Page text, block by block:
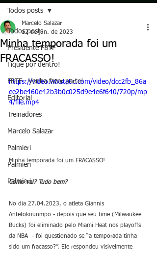
Todos posts
Presidente FBTF
Fique por dentro!
FBTF - Venha fazer parte!
Editorial
Treinadores
Marcelo Salazar
Palmieri
Palmieri
Palmieri
Todos posts
Minha temporada foi um
FRACASSO!
Marcelo Salazar
12 de jun. de 2023
https://video.wixstatic.com/video/dcc2fb_86a
ee2be460e42b3b0c025d9e4e6f640/720p/mp
4/file.mp4
Minha temporada foi um FRACASSO!
Como vai? Tudo bem?
No dia 27.04.2023, o atleta Giannis
Antetokounmpo - depois que seu time (Milwaukee
Bucks) foi eliminado pelo Miami Heat nos playoffs
da NBA  - foi questionado se “a temporada tinha
sido um fracasso?”. Ele respondeu visivelmente